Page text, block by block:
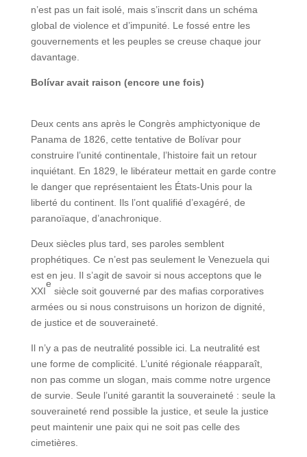
n’est pas un fait isolé, mais s’inscrit dans un schéma
global de violence et d’impunité. Le fossé entre les
gouvernements et les peuples se creuse chaque jour
davantage.
Bolívar avait raison (encore une fois)
Deux cents ans après le Congrès amphictyonique de
Panama de 1826, cette tentative de Bolívar pour
construire l’unité continentale, l’histoire fait un retour
inquiétant. En 1829, le libérateur mettait en garde contre
le danger que représentaient les États-Unis pour la
liberté du continent. Ils l’ont qualifié d’exagéré, de
paranoïaque, d’anachronique.
Deux siècles plus tard, ses paroles semblent
prophétiques. Ce n’est pas seulement le Venezuela qui
est en jeu. Il s’agit de savoir si nous acceptons que le
XXI
e
siècle soit gouverné par des mafias corporatives
armées ou si nous construisons un horizon de dignité,
de justice et de souveraineté.
Il n’y a pas de neutralité possible ici. La neutralité est
une forme de complicité. L’unité régionale réapparaît,
non pas comme un slogan, mais comme notre urgence
de survie. Seule l’unité garantit la souveraineté : seule la
souveraineté rend possible la justice, et seule la justice
peut maintenir une paix qui ne soit pas celle des
cimetières.